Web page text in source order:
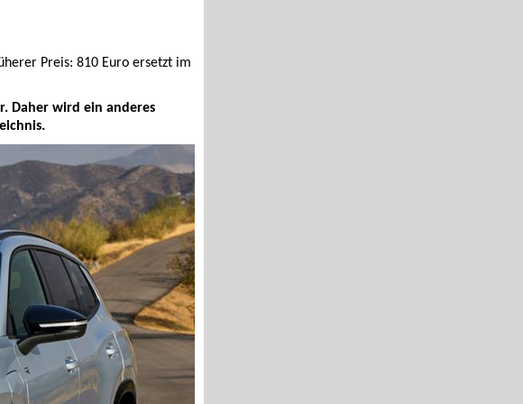
Preis: 810 Euro ersetzt im
Daher wird ein anderes